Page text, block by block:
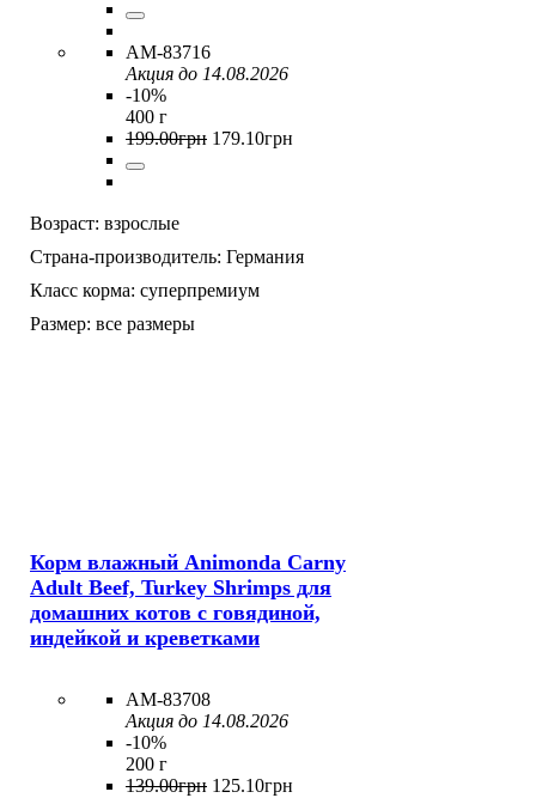
AM-83716
Акция до 14.08.2026
-10%
400 г
199.00грн 179.10грн
Возраст: взрослые
Страна-производитель: Германия
Класс корма: суперпремиум
Размер: все размеры
Корм влажный Animonda Carny
Adult Beef, Turkey Shrimps для
домашних котов с говядиной,
индейкой и креветками
AM-83708
Акция до 14.08.2026
-10%
200 г
139.00грн 125.10грн